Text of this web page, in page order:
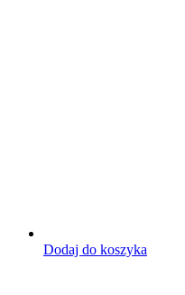
Dodaj do koszyka